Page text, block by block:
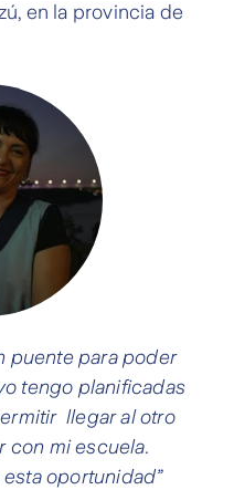
en la provincia de
puente para poder
tengo planificadas
llegar al otro
con mi escuela.
oportunidad”